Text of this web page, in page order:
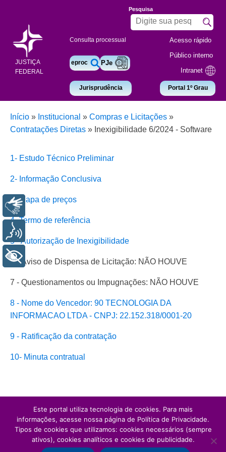
JUSTIÇA
FEDERAL
Consulta processual
eproc PJe
Jurisprudência
Pesquisa
Acesso rápido
Público interno
Intranet
Portal 1º Grau
Início » Institucional » Compras e Licitações »
Contratações Diretas » Inexigibilidade 6/2024 - Software
1- Estudo Técnico Preliminar
2- Informação Conclusiva
3- Mapa de preços
4- Termo de referência
5 - Autorização de Inexigibilidade
6- Aviso de Dispensa de Licitação: NÃO HOUVE
7 - Questionamentos ou Impugnações: NÃO HOUVE
8 - Nome do Vencedor: 90 TECNOLOGIA DA
INFORMACAO LTDA - CNPJ: 22.152.318/0001-20
9 - Ratificação da contratação
10- Minuta contratual
Este portal utiliza tecnologia de cookies. Para mais
informações, acesse nossa página de Política de Privacidade.
Tipos de cookies que utilizamos: cookies necessários (sempre
ativos), cookies analíticos e cookies de publicidade.
Libras